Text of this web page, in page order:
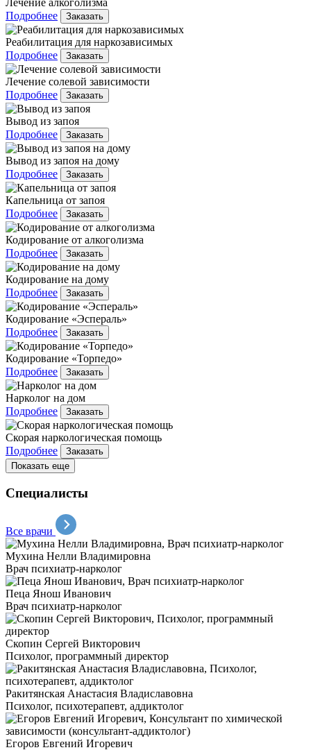
Подробнее
Заказать
Реабилитация для наркозависимых
Подробнее
Заказать
Лечение солевой зависимости
Подробнее
Заказать
Вывод из запоя
Подробнее
Заказать
Вывод из запоя на дому
Подробнее
Заказать
Капельница от запоя
Подробнее
Заказать
Кодирование от алкоголизма
Подробнее
Заказать
Кодирование на дому
Подробнее
Заказать
Кодирование «Эспераль»
Подробнее
Заказать
Кодирование «Торпедо»
Подробнее
Заказать
Нарколог на дом
Подробнее
Заказать
Скорая наркологическая помощь
Подробнее
Заказать
Показать еще
Специалисты
Все врачи
Мухина Нелли Владимировна
Врач психиатр-нарколог
Пеца Янош Иванович
Врач психиатр-нарколог
Скопин Сергей Викторович
Психолог, программный директор
Ракитянская Анастасия Владиславовна
Психолог, психотерапевт, аддиктолог
Егоров Евгений Игоревич